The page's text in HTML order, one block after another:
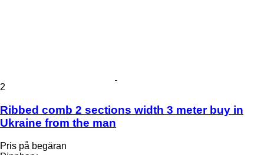
2
Ribbed comb 2 sections width 3 meter buy in
Ukraine from the man
Pris på begäran